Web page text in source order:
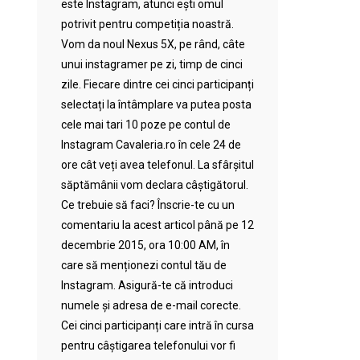
este Instagram, atunci ești omul
potrivit pentru competiția noastră.
Vom da noul Nexus 5X, pe rând, câte
unui instagramer pe zi, timp de cinci
zile. Fiecare dintre cei cinci participanți
selectați la întâmplare va putea posta
cele mai tari 10 poze pe contul de
Instagram Cavaleria.ro în cele 24 de
ore cât veți avea telefonul. La sfârșitul
săptămânii vom declara câștigătorul.
Ce trebuie să faci? Înscrie-te cu un
comentariu la acest articol până pe 12
decembrie 2015, ora 10:00 AM, în
care să menționezi contul tău de
Instagram. Asigură-te că introduci
numele și adresa de e-mail corecte.
Cei cinci participanți care intră în cursa
pentru câștigarea telefonului vor fi